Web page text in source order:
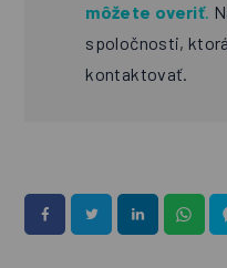
môžete overiť.
spoločnosti,
kontaktovať.